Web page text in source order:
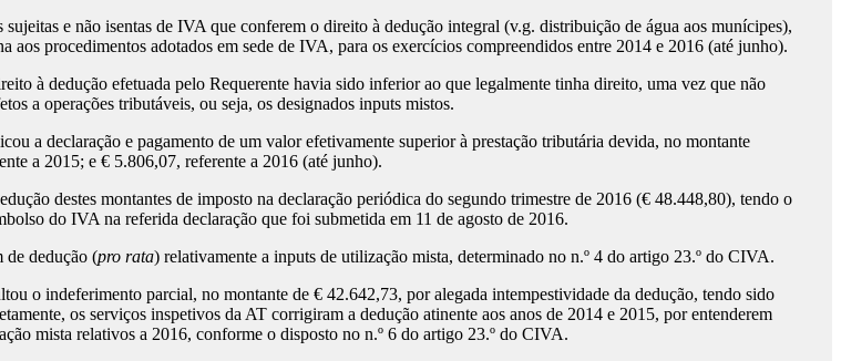
e não isentas de IVA que conferem o direito à dedução integral (v.g. distribuição de água aos munícipes),
aos procedimentos adotados em sede de IVA, para os exercícios compreendidos entre 2014 e 2016 (até junho).
à dedução efetuada pelo Requerente havia sido inferior ao que legalmente tinha direito, uma vez que não
a operações tributáveis, ou seja, os designados inputs mistos.
a declaração e pagamento de um valor efetivamente superior à prestação tributária devida, no montante
a 2015; e € 5.806,07, referente a 2016 (até junho).
destes montantes de imposto na declaração periódica do segundo trimestre de 2016 (€ 48.448,80), tendo o
do IVA na referida declaração que foi submetida em 11 de agosto de 2016.
de dedução (pro rata) relativamente a inputs de utilização mista, determinado no n.º 4 do artigo 23.º do CIVA.
o indeferimento parcial, no montante de € 42.642,73, por alegada intempestividade da dedução, tendo sido
os serviços inspetivos da AT corrigiram a dedução atinente aos anos de 2014 e 2015, por entenderem
mista relativos a 2016, conforme o disposto no n.º 6 do artigo 23.º do CIVA.